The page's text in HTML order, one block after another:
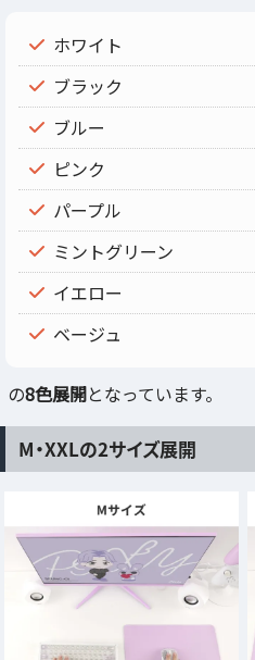
ホワイト
ブラック
ブルー
ピンク
パープル
ミントグリーン
イエロー
ベージュ
の8色展開となっています。
M・XXLの2サイズ展開